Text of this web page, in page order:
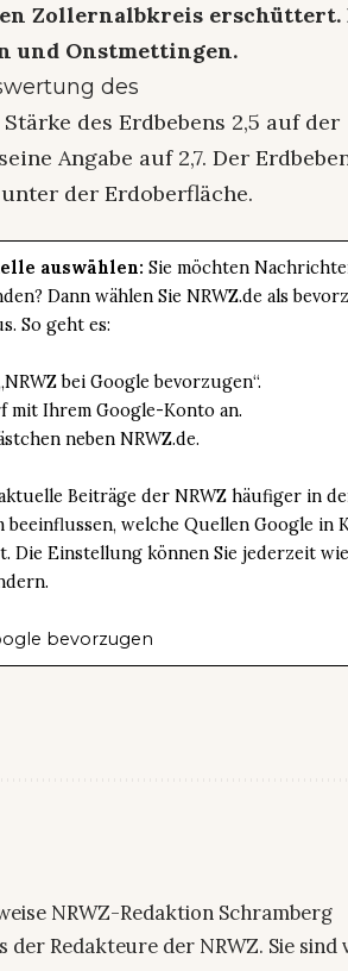
Zollernalbkreis erschüttert.
und Onstmettingen.
des
des Erdbebens 2,5 auf der
Angabe auf 2,7. Der
der Erdoberfläche.
auswählen: Sie möchten
Dann wählen Sie NRWZ.de als
So geht es:
bei Google bevorzugen“.
mit Ihrem Google-Konto an.
neben NRWZ.de.
Beiträge der NRWZ häufiger in
beeinflussen, welche Quellen Google in
Die Einstellung können Sie jederzeit
bevorzugen
NRWZ-Redaktion Schramberg
Redakteure der NRWZ. Sie sind